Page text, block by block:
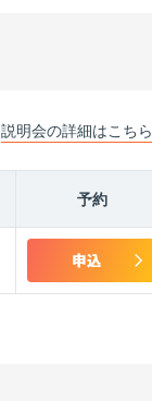
説明会の詳細はこちら
予約